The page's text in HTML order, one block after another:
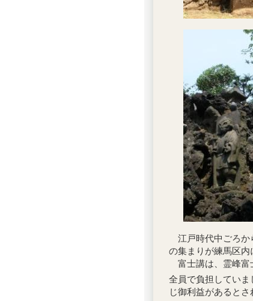
江戸時代中ごろか
の集まりが練馬区内
富士講は、霊峰富
全員で負担してい
じ御利益があるとさ